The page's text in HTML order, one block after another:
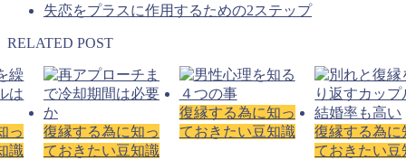
失恋をプラスに作用するための2ステップ
RELATED POST
っ
識
復縁する為に知っ
ておきたい豆知識
復縁する為に知っ
ておきたい豆知識
復縁する為に
ておきたい豆